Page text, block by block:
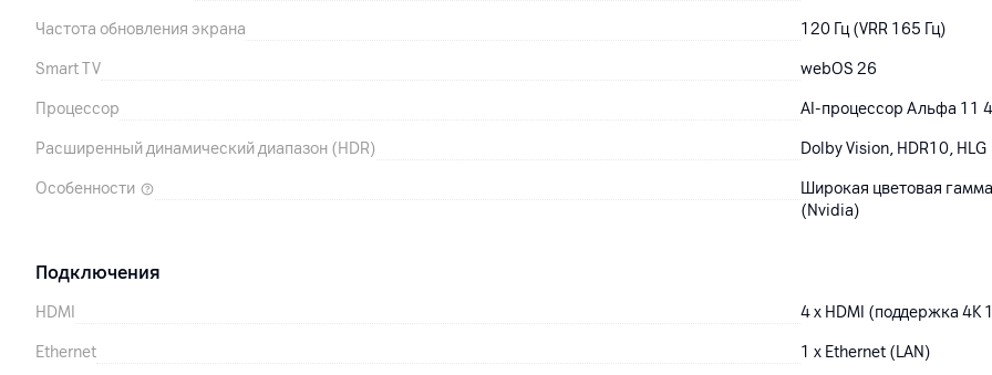
Частота обновления экрана 120 Гц (VRR 165 Гц)
Smart TV webOS 26
Процессор AI-процессор Альфа 11
Расширенный динамический диапазон (HDR) Dolby Vision, HDR10, HLG
Особенности
Широкая цветовая
(Nvidia)
Подключения
HDMI 4 x HDMI (поддержка 4K
Ethernet 1 x Ethernet (LAN)